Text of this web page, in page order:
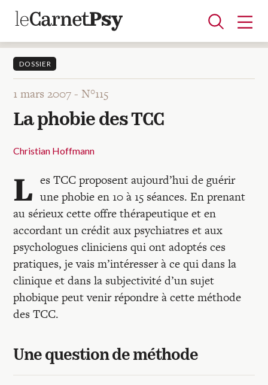
Articles
A la une
Adolescence
Dispositif
Enfance
Périnatalité
Psychanalyse
Psychopathologie
Soin
Auteurs
Blocs-notes
Recherches
Entretiens
Revues
DOSSIER
1 mars 2007 -N°115
La phobie des TCC
Christian Hoffmann
L es TCC proposent aujourd’hui de guérir
une phobie en 10 à 15 séances. En prenant
au sérieux cette offre thérapeutique et en
accordant un crédit aux psychiatres et aux
psychologues cliniciens qui ont adoptés ces
pratiques, je vais m’intéresser à ce qui dans la
clinique et dans la subjectivité d’un sujet
phobique peut venir répondre à cette méthode
des TCC.
Une question de méthode